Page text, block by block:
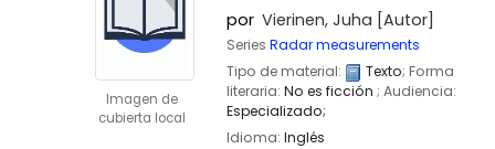
Imagen de
cubierta local
por Vierinen, Juha [Autor]
Series Radar measurements
Tipo de material:
Texto; Forma
literaria: No es ficción ; Audiencia:
Especializado;
Idioma: Inglés